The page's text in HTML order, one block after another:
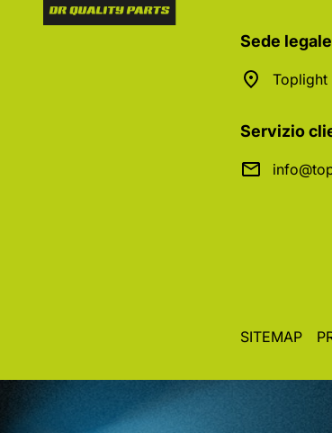
Sede legale
Toplight
Servizio
SITEMAP